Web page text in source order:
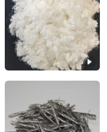
Hebei, China
Briture Co., Ltd.
Anhui, China